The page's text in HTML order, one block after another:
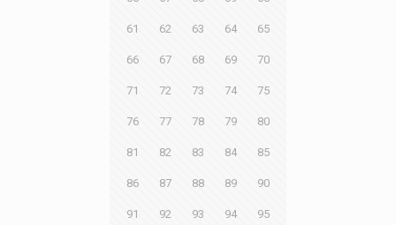
61 62 63 64 65
66 67 68 69 70
71 72 73 74 75
76 77 78 79 80
81 82 83 84 85
86 87 88 89 90
91 92 93 94 95